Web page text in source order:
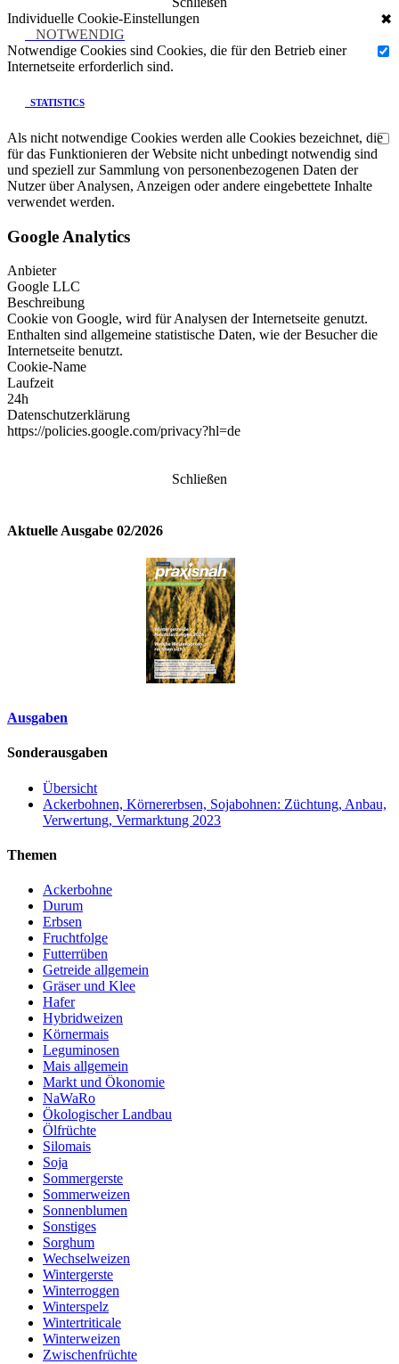
Individuelle Cookie-Einstellungen
✖
NOTWENDIG
Notwendige Cookies sind Cookies, die für den Betrieb einer
Internetseite erforderlich sind.
STATISTICS
Als nicht notwendige Cookies werden alle Cookies bezeichnet, die
für das Funktionieren der Website nicht unbedingt notwendig sind
und speziell zur Sammlung von personenbezogenen Daten der
Nutzer über Analysen, Anzeigen oder andere eingebettete Inhalte
verwendet werden.
Google Analytics
Anbieter
Google LLC
Beschreibung
Cookie von Google, wird für Analysen der Internetseite genutzt.
Enthalten sind allgemeine statistische Daten, wie der Besucher die
Internetseite benutzt.
Cookie-Name
Laufzeit
24h
Datenschutzerklärung
https://policies.google.com/privacy?hl=de
Schließen
Aktuelle Ausgabe 02/2026
Ausgaben
Sonderausgaben
Übersicht
Ackerbohnen, Körnererbsen, Sojabohnen: Züchtung, Anbau,
Verwertung, Vermarktung 2023
Themen
Ackerbohne
Durum
Erbsen
Fruchtfolge
Futterrüben
Getreide allgemein
Gräser und Klee
Hafer
Hybridweizen
Körnermais
Leguminosen
Mais allgemein
Markt und Ökonomie
NaWaRo
Ökologischer Landbau
Ölfrüchte
Silomais
Soja
Sommergerste
Sommerweizen
Sonnenblumen
Sonstiges
Sorghum
Wechselweizen
Wintergerste
Winterroggen
Winterspelz
Wintertriticale
Winterweizen
Zwischenfrüchte